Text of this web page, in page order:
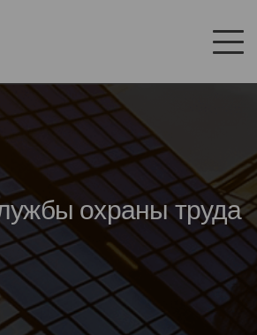
охраны труда